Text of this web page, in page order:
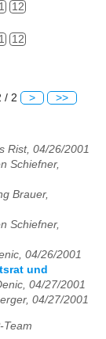
12
12
/ 2 > >>
Rist, 04/26/2001
Schiefner,
Brauer,
Schiefner,
04/26/2001
und
04/27/2001
04/27/2001
Team